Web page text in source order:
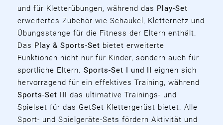
und für Kletterübungen, während das Play-Set
erweitertes Zubehör wie Schaukel, Kletternetz und
Übungsstange für die Fitness der Eltern enthält.
Das Play & Sports-Set bietet erweiterte
Funktionen nicht nur für Kinder, sondern auch für
sportliche Eltern. Sports-Set I und II eignen sich
hervorragend für ein effektives Training, während
Sports-Set III das ultimative Trainings- und
Spielset für das GetSet Klettergerüst bietet. Alle
Sport- und Spielgeräte-Sets fördern Aktivität und